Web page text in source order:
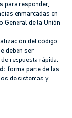
para responder,
enmarcadas en
General de la Unión
del código
deben ser
respuesta rápida.
forma parte de las
de sistemas y